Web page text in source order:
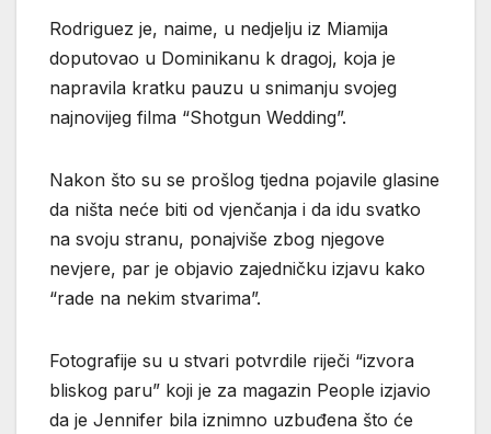
Rodriguez je, naime, u nedjelju iz Miamija
doputovao u Dominikanu k dragoj, koja je
napravila kratku pauzu u snimanju svojeg
najnovijeg filma “Shotgun Wedding”.
Nakon što su se prošlog tjedna pojavile glasine
da ništa neće biti od vjenčanja i da idu svatko
na svoju stranu, ponajviše zbog njegove
nevjere, par je objavio zajedničku izjavu kako
“rade na nekim stvarima”.
Fotografije su u stvari potvrdile riječi “izvora
bliskog paru” koji je za magazin People izjavio
da je Jennifer bila iznimno uzbuđena što će